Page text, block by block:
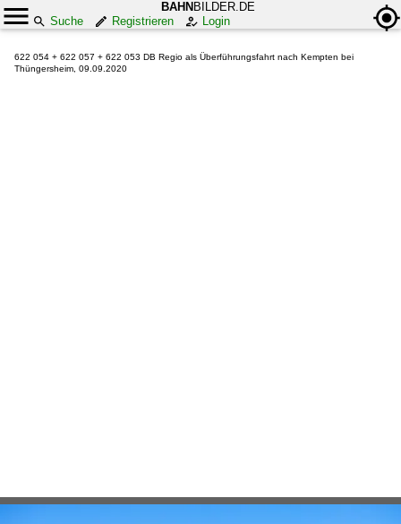
BAHN BILDER.DE
Suche
Registrieren Login
622 054 + 622 057 + 622 053 DB Regio als Überführungsfahrt nach Kempten bei
Thüngersheim, 09.09.2020